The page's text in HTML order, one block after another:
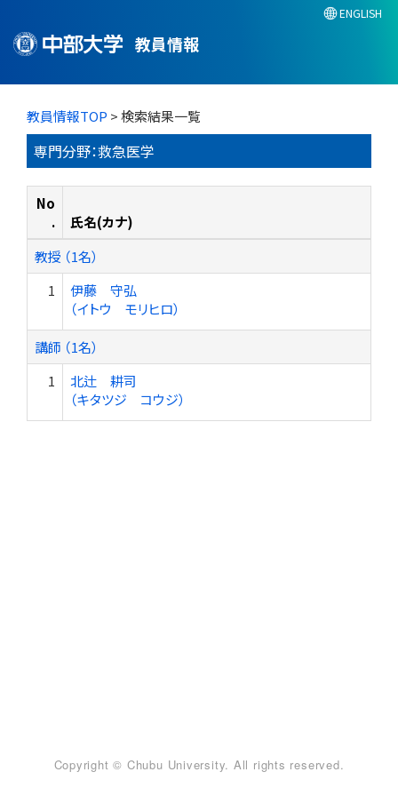
教員情報
ENGLISH
教員情報TOP > 検索結果一覧
専門分野：救急医学
No
.
氏名(カナ)
教授 （1名）
1
伊藤 守弘
（イトウ モリヒロ）
講師 （1名）
1
北辻 耕司
（キタツジ コウジ）
Copyright © Chubu University. All rights reserved.